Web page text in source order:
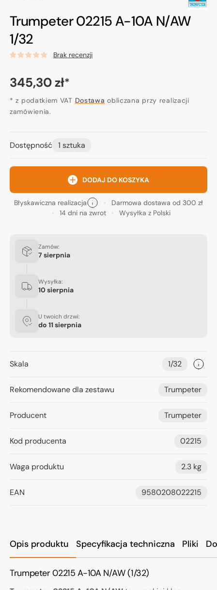
Opis produktu Specyfikacja techniczna Pliki
Trumpeter 02215 A-10A N/AW (1/32)
Trumpeter 02215 A-10A N/AW
1/32
Brak recenzji
Cena
regularna
345,30 zł*
* z podatkiem VAT Dostawa obliczana przy realizacji
zamówienia.
Dostępność 1 sztuka
DODAJ DO KOSZYKA
Błyskawiczna realizacja
Darmowa dostawa od 300 zł
14 dni na zwrot
Wysyłka z Polski
Zamów:
7 sierpnia
Wysyłka:
10 sierpnia
U twoich drzwi:
do 11 sierpnia
Skala 1/32
Rekomendowane dla zestawu Trumpeter
Producent Trumpeter
Kod producenta 02215
Waga produktu 2.3 kg
EAN 9580208022215